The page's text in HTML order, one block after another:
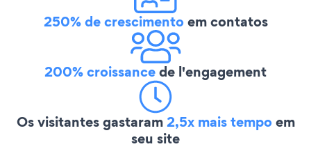
250% de crescimentoem contatos
200% croissancede l'engagement
Os visitantes gastaram2,5x mais tempoem
seu site